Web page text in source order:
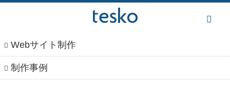
Webサイト制作
制作事例